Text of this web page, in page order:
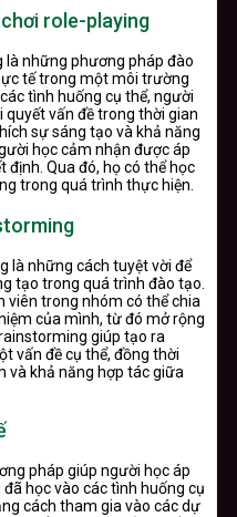
role-playing
là những phương pháp đào
tế trong một môi trường
tình huống cụ thể, người
quyết vấn đề trong thời gian
sự sáng tạo và khả năng
học cảm nhận được áp
định. Qua đó, họ có thể học
trong quá trình thực hiện.
là những cách tuyệt vời để
tạo trong quá trình đào tạo.
viên trong nhóm có thể chia
của mình, từ đó mở rộng
giúp tạo ra
vấn đề cụ thể, đồng thời
và khả năng hợp tác giữa
pháp giúp người học áp
học vào các tình huống cụ
cách tham gia vào các dự